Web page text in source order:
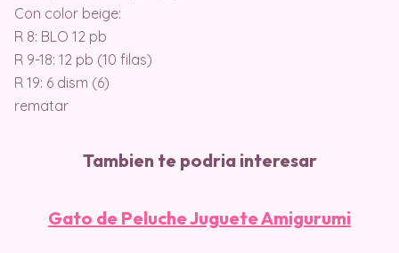
Con color beige:
R 8: BLO 12 pb
R 9-18: 12 pb (10 filas)
R 19: 6 dism (6)
rematar
Tambien te podria interesar
Gato de Peluche Juguete Amigurumi